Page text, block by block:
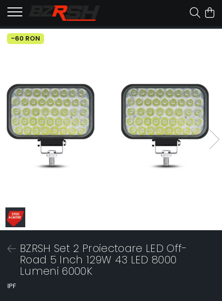
-60 RON
BZRSH Set 2 Proiectoare LED Off-
Road 5 Inch 129W 43 LED 8000
Lumeni 6000K
IPF